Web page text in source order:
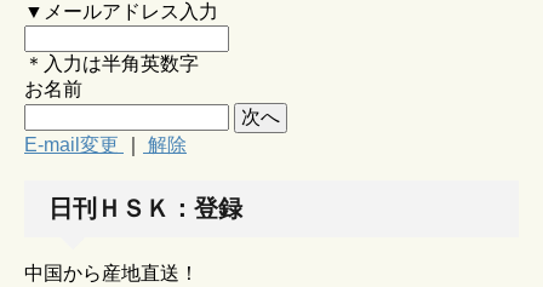
▼メールアドレス入力
＊入力は半角英数字
お名前
E-mail変更 解除
日刊ＨＳＫ：登録
中国から産地直送！